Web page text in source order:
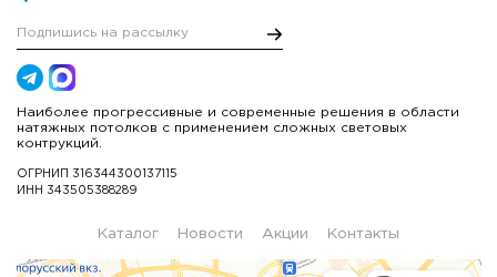
Наиболее прогрессивные и современные решения в области
натяжных потолков с применением сложных световых
контрукций.
ОГРНИП 316344300137115
ИНН 343505388289
Каталог Новости Акции Контакты